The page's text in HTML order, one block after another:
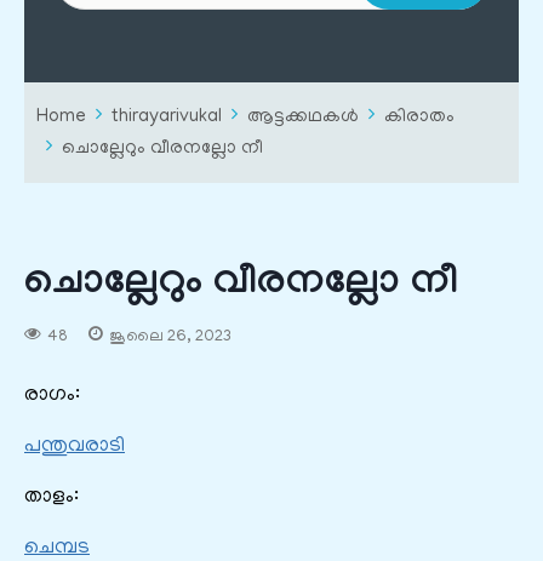
Home thirayarivukal ആട്ടക്കഥകൾ
കിരാതം
ചൊല്ലേറും വീരനല്ലോ നീ
ചൊല്ലേറും വീരനല്ലോ നീ
48 ജൂലൈ 26, 2023
രാഗം:
പന്തുവരാടി
താളം:
ചെമ്പട